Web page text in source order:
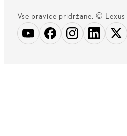
Vse pravice pridržane. ©